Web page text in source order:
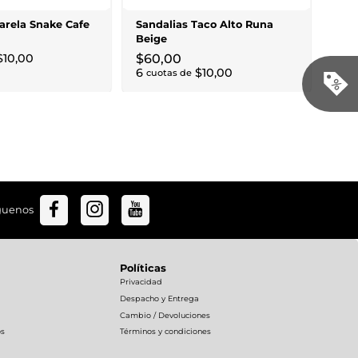
Snake Cafe
10,00
Sandalias Taco Alto Runa
Beige
$60,00
6 cuotas de $10,00
Políticas
Privacidad
Despacho y Entrega
Cambio / Devoluciones
Términos y condiciones